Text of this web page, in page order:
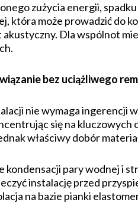
zużycia energii,
która może prowadzić do
Dla wspólnot
bez uciążliwego
nie wymaga ingerencji
się na
właściwy dobór
kondensacji pary wodnej i
instalację przed
na bazie pianki